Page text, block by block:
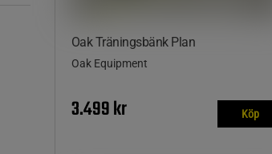
Oak Träningsbänk Plan
Oak Equipment
3.499 kr Köp